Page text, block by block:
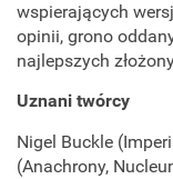
wspierających
opinii, grono
najlepszych
Uznani twórcy
Nigel Buckle
(Anachrony,